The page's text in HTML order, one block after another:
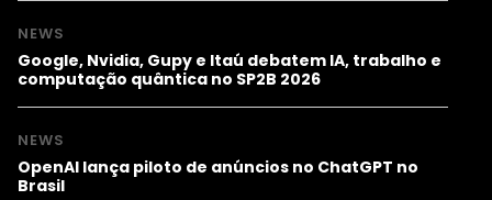
NEWS
Google, Nvidia, Gupy e Itaú debatem IA, trabalho e
computação quântica no SP2B 2026
NEWS
OpenAI lança piloto de anúncios no ChatGPT no
Brasil